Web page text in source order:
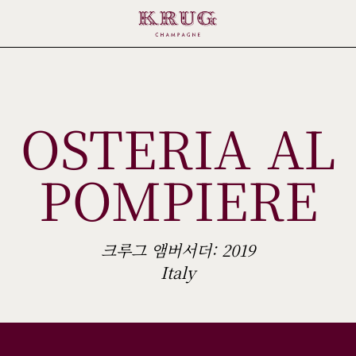
OSTERIA AL
POMPIERE
크루그 앰버서더: 2019
Italy